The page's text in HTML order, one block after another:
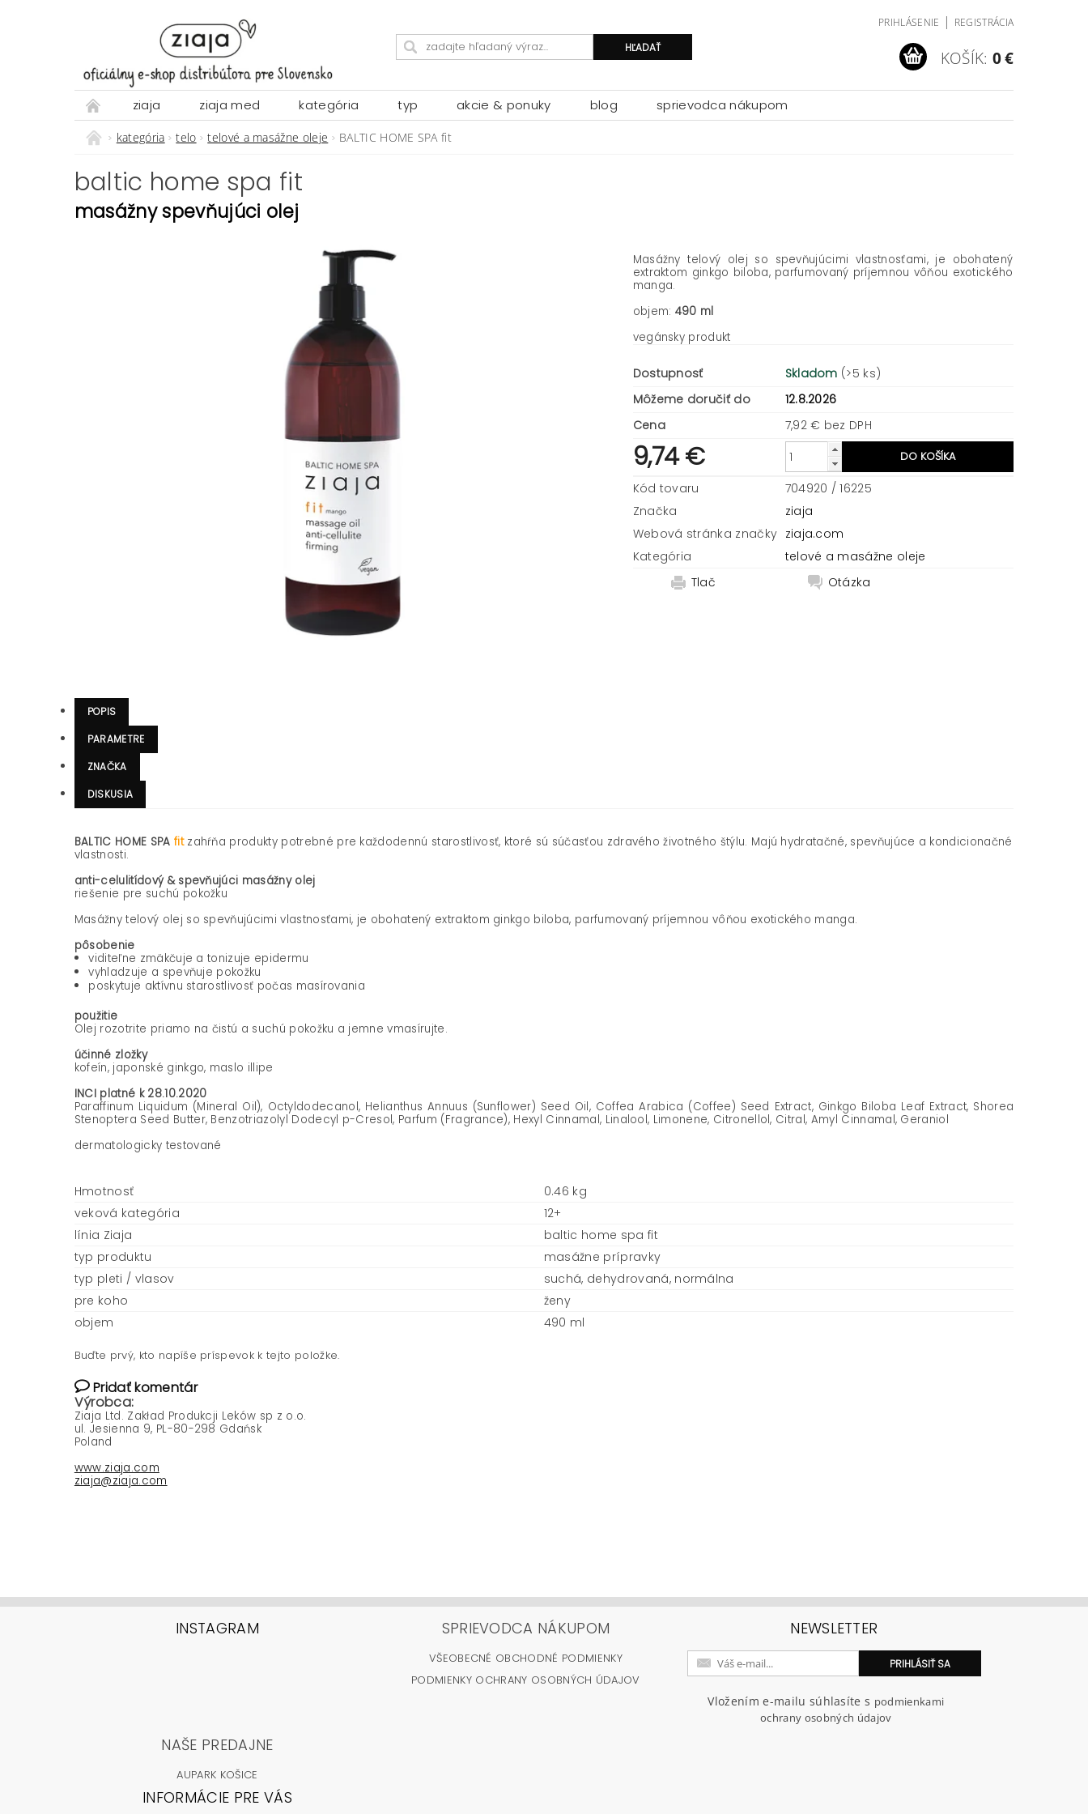
PRIHLÁSENIE | REGISTRÁCIA
KOŠÍK: 0 €
ziaja ziaja med kategória typ akcie & ponuky blog sprievodca nákupom
kategória telo telové a masážne oleje BALTIC HOME SPA fit
baltic home spa fit
masážny spevňujúci olej
Masážny telový olej so spevňujúcimi vlastnosťami, je obohatený
extraktom ginkgo biloba, parfumovaný príjemnou vôňou exotického
manga.
objem: 490 ml
vegánsky produkt
Dostupnosť Skladom (>5 ks)
Môžeme doručiť do
12.8.2026
Cena
7,92 € bez DPH
9,74 €
Kód tovaru
704920 / 16225
Značka
ziaja
Webová stránka značky ziaja.com
Kategória
telové a masážne oleje
Tlač
Otázka
POPIS
PARAMETRE
ZNAČKA
DISKUSIA
BALTIC HOME SPA fitzahŕňa produkty potrebné pre každodennú starostlivosť, ktoré sú súčasťou zdravého životného štýlu. Majú hydratačné, spevňujúce a kondicionačné
vlastnosti.
anti-celulitídový & spevňujúci masážny olej
riešenie pre suchú pokožku
Masážny telový olej so spevňujúcimi vlastnosťami, je obohatený extraktom ginkgo biloba, parfumovaný príjemnou vôňou exotického manga.
pôsobenie
viditeľne zmäkčuje a tonizuje epidermu
vyhladzuje a spevňuje pokožku
poskytuje aktívnu starostlivosť počas masírovania
použitie
Olej rozotrite priamo na čistú a suchú pokožku a jemne vmasírujte.
účinné zložky
kofeín, japonské ginkgo, maslo illipe
INCI platné k 28.10.2020
Paraffinum Liquidum (Mineral Oil), Octyldodecanol, Helianthus Annuus (Sunflower) Seed Oil, Coffea Arabica (Coffee) Seed Extract, Ginkgo Biloba Leaf Extract, Shorea
Stenoptera Seed Butter, Benzotriazolyl Dodecyl p-Cresol, Parfum (Fragrance), Hexyl Cinnamal, Linalool, Limonene, Citronellol, Citral, Amyl Cinnamal, Geraniol
dermatologicky testované
Hmotnosť
0.46 kg
veková kategória
12+
línia Ziaja
baltic home spa fit
typ produktu
masážne prípravky
typ pleti / vlasov
suchá, dehydrovaná, normálna
pre koho
ženy
objem
490 ml
Buďte prvý, kto napíše príspevok k tejto položke.
Pridať komentár
Výrobca:
Ziaja Ltd. Zakład Produkcji Leków sp z o.o.
ul. Jesienna 9, PL-80-298 Gdańsk
Poland
www.ziaja.com
ziaja@ziaja.com
INSTAGRAM SPRIEVODCA NÁKUPOM
VŠEOBECNÉ OBCHODNÉ PODMIENKY
PODMIENKY OCHRANY OSOBNÝCH ÚDAJOV
NEWSLETTER
Vložením e-mailu súhlasíte s podmienkami
ochrany osobných údajov
NAŠE PREDAJNE
AUPARK KOŠICE
INFORMÁCIE PRE VÁS